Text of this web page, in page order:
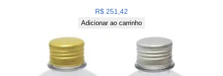
R$ 251,42
Adicionar ao carrinho